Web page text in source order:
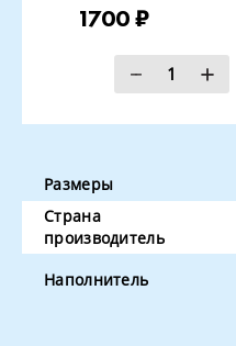
1700 ₽
Размеры
Страна
производитель
Наполнитель